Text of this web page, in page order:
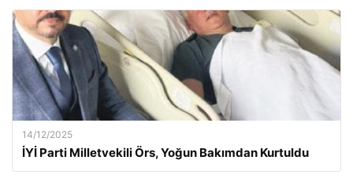
14/12/2025
İYİ Parti Milletvekili Örs, Yoğun Bakımdan Kurtuldu